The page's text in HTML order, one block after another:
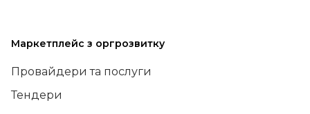
Маркетплейс з оргрозвитку
Провайдери та послуги
Тендери